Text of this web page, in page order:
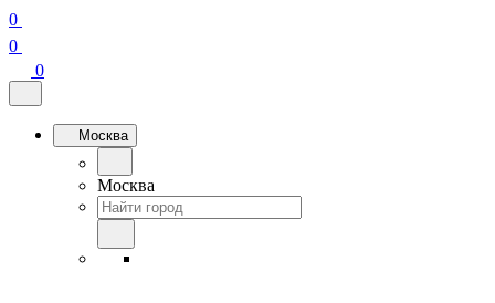
0
0
0
Москва
Москва